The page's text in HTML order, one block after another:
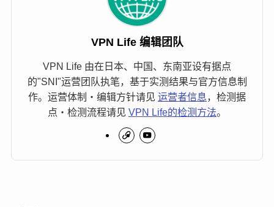
VPN Life 编辑团队
VPN Life 由在日本、中国、东南亚设有据点
的"SNI"运营团队执笔，基于实测结果与官方信息制
作。运营体制・编辑方针请见 运营者信息，检测据
点・检测流程请见 VPN Life的检测方法。